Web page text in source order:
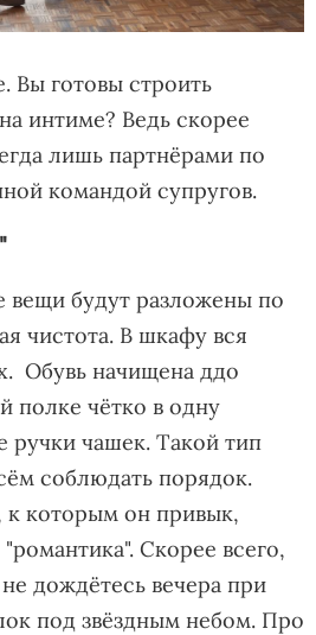
Вы готовы строить
интиме? Ведь скорее
лишь партнёрами по
командой супругов.
вещи будут разложены по
чистота. В шкафу вся
Обувь начищена ддо
полке чётко в одну
ручки чашек. Такой тип
соблюдать порядок.
к которым он привык,
Скорее всего,
дождётесь вечера при
под звёздным небом. Про